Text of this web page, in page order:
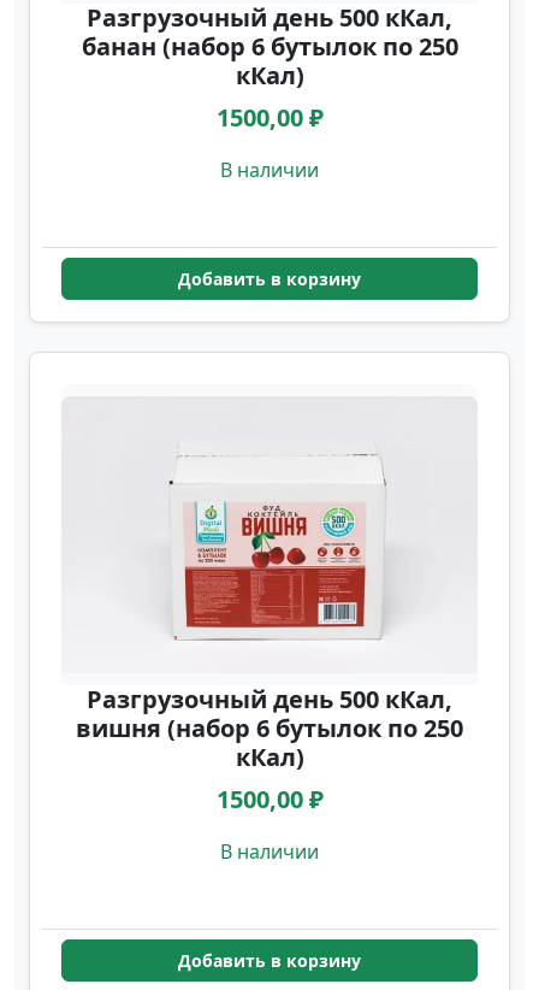
Разгрузочный день 500 кКал,
банан (набор 6 бутылок по 250
кКал)
1500,00 ₽
В наличии
Добавить в корзину
Разгрузочный день 500 кКал,
вишня (набор 6 бутылок по 250
кКал)
1500,00 ₽
В наличии
Добавить в корзину